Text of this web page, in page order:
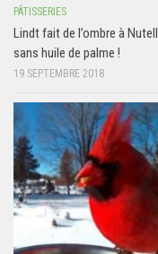
PÂTISSERIES
Lindt fait de l’ombre à
sans huile de palme !
19 SEPTEMBRE 2018